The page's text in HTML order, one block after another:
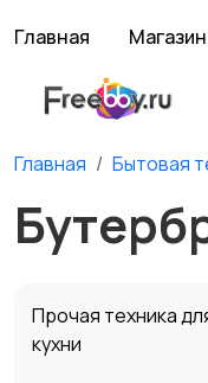
Главная
Главная Бытовая
Прочая техника
кухни